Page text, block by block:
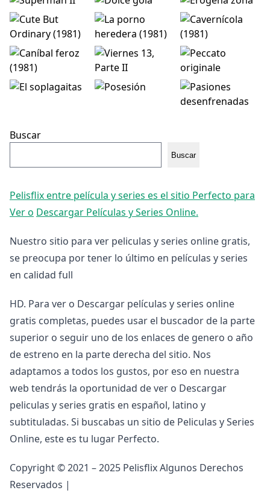
Buscar
Buscar
Pelisflix entre película y series es el sitio Perfecto para
Ver o Descargar Películas y Series Online.
Nuestro sitio para ver peliculas y series online gratis,
se preocupa por tener lo último en películas y series
en calidad full
HD. Para ver o Descargar películas y series online
gratis completas, puedes usar el buscador de la parte
superior o seguir uno de los enlaces de genero o año
de estreno en la parte derecha del sitio. Nos
adaptamos a todos los gustos, por eso en nuestra
web tendrás la oportunidad de ver o Descargar
peliculas y series gratis en español, latino y
subtituladas. Si buscabas un sitio de Peliculas y Series
Online, este es tu lugar Perfecto.
Copyright © 2021 – 2025 Pelisflix Algunos Derechos
Reservados |